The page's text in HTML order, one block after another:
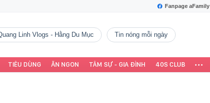
Fanpage aFamily
Linh Vlogs - Hằng Du Mục tin nóng mỗi ngày
TIÊU DÙNG ĂN NGON TÂM SỰ - GIA ĐÌNH 40S CLUB